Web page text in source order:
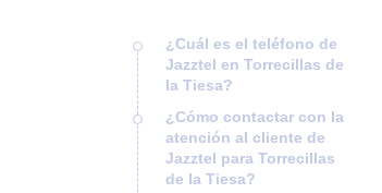
¿Cuál es el teléfono de
Jazztel en Torrecillas de
la Tiesa?
¿Cómo contactar con la
atención al cliente de
Jazztel para Torrecillas
de la Tiesa?